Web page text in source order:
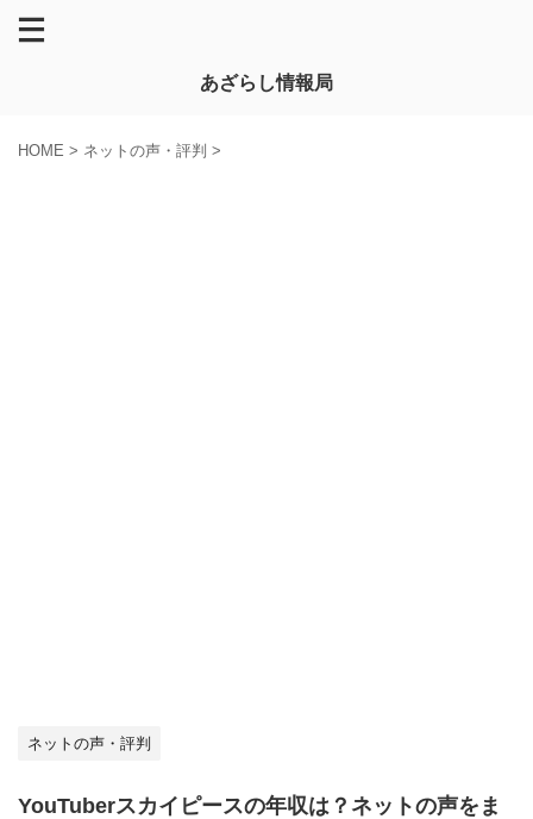
あざらし情報局
HOME > ネットの声・評判 >
ネットの声・評判
YouTuberスカイピースの年収は？ネットの声をま